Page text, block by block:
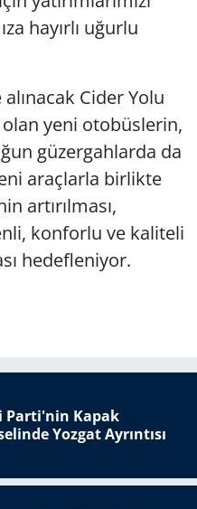
hayırlı uğurlu
Cider Yolu
yeni otobüslerin,
güzergahlarda da
araçlarla birlikte
artırılması,
konforlu ve kaliteli
hedefleniyor.
Parti'nin Kapak
Yozgat Ayrıntısı